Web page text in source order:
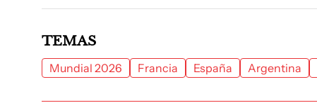
TEMAS
Mundial 2026 Francia España Argentina